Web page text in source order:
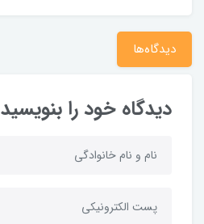
دیدگاه‌ها
دیدگاه خود را بنویسید